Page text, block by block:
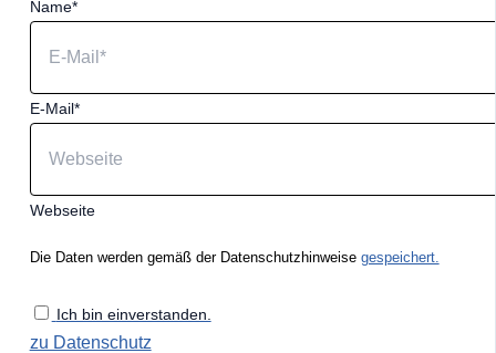
Name*
E-Mail*
Webseite
Die Daten werden gemäß der Datenschutzhinweise gespeichert.
Ich bin einverstanden.
zu Datenschutz